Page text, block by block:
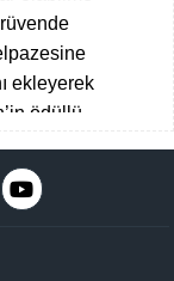
ekleyerek
ödüllü
ailesi